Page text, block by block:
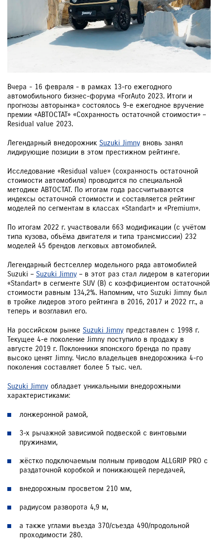
Вчера - 16 февраля - в рамках 13-го ежегодного
автомобильного бизнес-форума «ForAuto 2023. Итоги и
прогнозы авторынка» состоялось 9-е ежегодное вручение
премии «АВТОСТАТ» «Сохранность остаточной стоимости» –
Residual value 2023.
Легендарный внедорожник Suzuki Jimny вновь занял
лидирующие позиции в этом престижном рейтинге.
Исследование «Residual value» (сохранность остаточной
стоимости автомобиля) проводится по специальной
методике АВТОСТАТ. По итогам года рассчитываются
индексы остаточной стоимости и составляется рейтинг
моделей по сегментам в классах «Standart» и «Premium».
По итогам 2022 г. участвовали 663 модификации (с учётом
типа кузова, объёма двигателя и типа трансмиссии) 232
моделей 45 брендов легковых автомобилей.
Легендарный бестселлер модельного ряда автомобилей
Suzuki – Suzuki Jimny – в этот раз стал лидером в категории
«Standart» в сегменте SUV (B) с коэффициентом остаточной
стоимости равным 134,2%. Напомним, что Suzuki Jimny был
в тройке лидеров этого рейтинга в 2016, 2017 и 2022 гг., а
теперь и возглавил его.
На российском рынке Suzuki Jimny представлен с 1998 г.
Текущее 4-е поколение Jimny поступило в продажу в
августе 2019 г. Поклонники японского бренда по праву
высоко ценят Jimny. Число владельцев внедорожника 4-го
поколения составляет более 5 тыс. чел.
Suzuki Jimny обладает уникальными внедорожными
характеристиками:
лонжеронной рамой,
3-х рычажной зависимой подвеской с винтовыми
пружинами,
жёстко подключаемым полным приводом ALLGRIP PRO с
раздаточной коробкой и понижающей передачей,
внедорожным просветом 210 мм,
радиусом разворота 4,9 м,
а также углами въезда 370/съезда 490/продольной
проходимости 280.